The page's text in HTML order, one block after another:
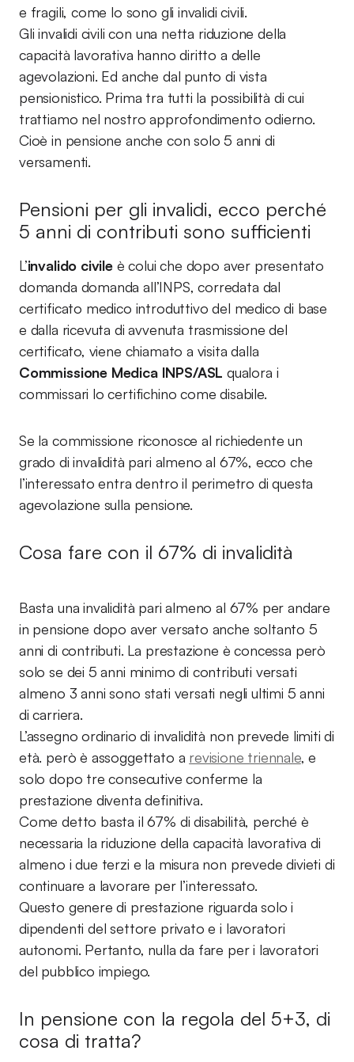
e fragili, come lo sono gli invalidi civili.
Gli invalidi civili con una netta riduzione della
capacità lavorativa hanno diritto a delle
agevolazioni. Ed anche dal punto di vista
pensionistico. Prima tra tutti la possibilità di cui
trattiamo nel nostro approfondimento odierno.
Cioè in pensione anche con solo 5 anni di
versamenti.
Pensioni per gli invalidi, ecco perché
5 anni di contributi sono sufficienti
L’invalido civileè colui che dopo aver presentato
domanda domanda all’INPS, corredata dal
certificato medico introduttivo del medico di base
e dalla ricevuta di avvenuta trasmissione del
certificato, viene chiamato a visita dalla
Commissione Medica INPS/ASL qualora i
commissari lo certifichino come disabile.
Se la commissione riconosce al richiedente un
grado di invalidità pari almeno al 67%, ecco che
l’interessato entra dentro il perimetro di questa
agevolazione sulla pensione.
Cosa fare con il 67% di invalidità
Basta una invalidità pari almeno al 67% per andare
in pensione dopo aver versato anche soltanto 5
anni di contributi. La prestazione è concessa però
solo se dei 5 anni minimo di contributi versati
almeno 3 anni sono stati versati negli ultimi 5 anni
di carriera.
L’assegno ordinario di invalidità non prevede limiti di
età. però è assoggettato a revisione triennale, e
solo dopo tre consecutive conferme la
prestazione diventa definitiva.
Come detto basta il 67% di disabilità, perché è
necessaria la riduzione della capacità lavorativa di
almeno i due terzi e la misura non prevede divieti di
continuare a lavorare per l’interessato.
Questo genere di prestazione riguarda solo i
dipendenti del settore privato e i lavoratori
autonomi. Pertanto, nulla da fare per i lavoratori
del pubblico impiego.
In pensione con la regola del 5+3, di
cosa di tratta?